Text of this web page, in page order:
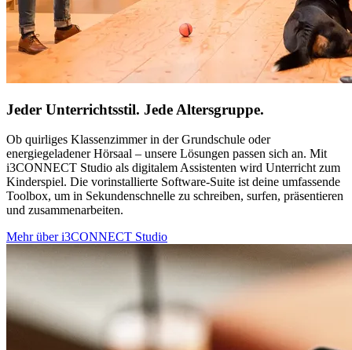
Jeder Unterrichtsstil. Jede Altersgruppe.
Ob quirliges Klassenzimmer in der Grundschule oder
energiegeladener Hörsaal – unsere Lösungen passen sich an. Mit
i3CONNECT Studio als digitalem Assistenten wird Unterricht zum
Kinderspiel. Die vorinstallierte Software-Suite ist deine umfassende
Toolbox, um in Sekundenschnelle zu schreiben, surfen, präsentieren
und zusammenarbeiten.
Mehr über i3CONNECT Studio